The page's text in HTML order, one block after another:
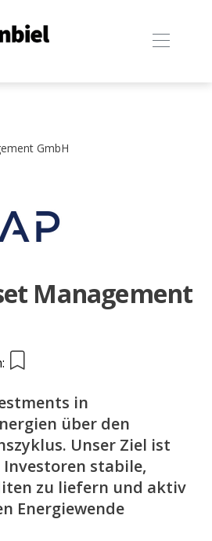
GmbH
Management
in
über den
Unser Ziel ist
stabile,
zu liefern und aktiv
Energiewende